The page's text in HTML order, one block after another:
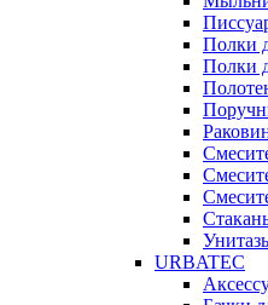
Полки
Полки
URBATEC